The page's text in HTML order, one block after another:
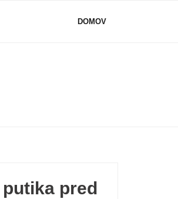
DOMOV
pred